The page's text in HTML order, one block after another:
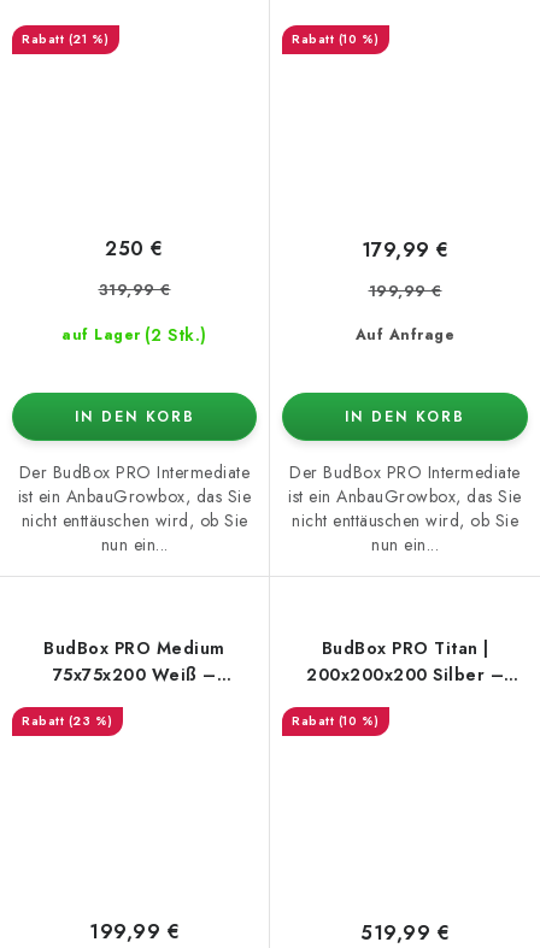
Growbox
(21 %)
auf Lager (2 Stk.)
250 €
319,99 €
IN DEN KORB
Der BudBox PRO Intermediate
ist ein AnbauGrowbox, das Sie
nicht enttäuschen wird, ob Sie
nun ein...
Growbox
(10 %)
Auf Anfrage
179,99 €
199,99 €
IN DEN KORB
Der BudBox PRO Intermediate
ist ein AnbauGrowbox, das Sie
nicht enttäuschen wird, ob Sie
nun ein...
BudBox PRO Medium
75x75x200 Weiß –
Growbox
(23 %)
199,99 €
BudBox PRO Titan |
200x200x200 Silber –
Growbox
(10 %)
519,99 €